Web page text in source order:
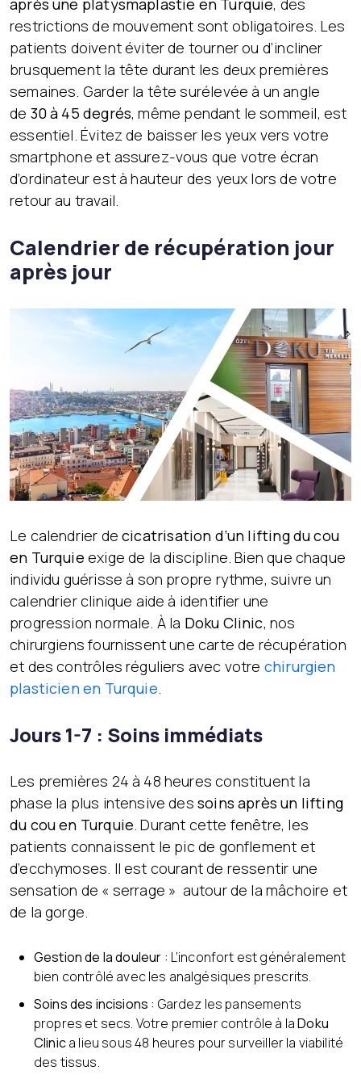
après une platysmaplastie en Turquie, des
restrictions de mouvement sont obligatoires. Les
patients doivent éviter de tourner ou d’incliner
brusquement la tête durant les deux premières
semaines. Garder la tête surélevée à un angle
de 30 à 45 degrés, même pendant le sommeil, est
essentiel. Évitez de baisser les yeux vers votre
smartphone et assurez-vous que votre écran
d’ordinateur est à hauteur des yeux lors de votre
retour au travail.
Calendrier de récupération jour
après jour
Le calendrier decicatrisation d’un lifting du cou
en Turquie exige de la discipline. Bien que chaque
individu guérisse à son propre rythme, suivre un
calendrier clinique aide à identifier une
progression normale. À la Doku Clinic, nos
chirurgiens fournissent une carte de récupération
et des contrôles réguliers avec votre chirurgien
plasticien en Turquie.
Jours 1-7 : Soins immédiats
Les premières 24 à 48 heures constituent la
phase la plus intensive dessoins après un lifting
du cou en Turquie. Durant cette fenêtre, les
patients connaissent le pic de gonflement et
d’ecchymoses. Il est courant de ressentir une
sensation de « serrage » autour de la mâchoire et
de la gorge.
Gestion de la douleur : L’inconfort est généralement
bien contrôlé avec les analgésiques prescrits.
Soins des incisions : Gardez les pansements
propres et secs. Votre premier contrôle à laDoku
Clinica lieu sous 48 heures pour surveiller la viabilité
des tissus.